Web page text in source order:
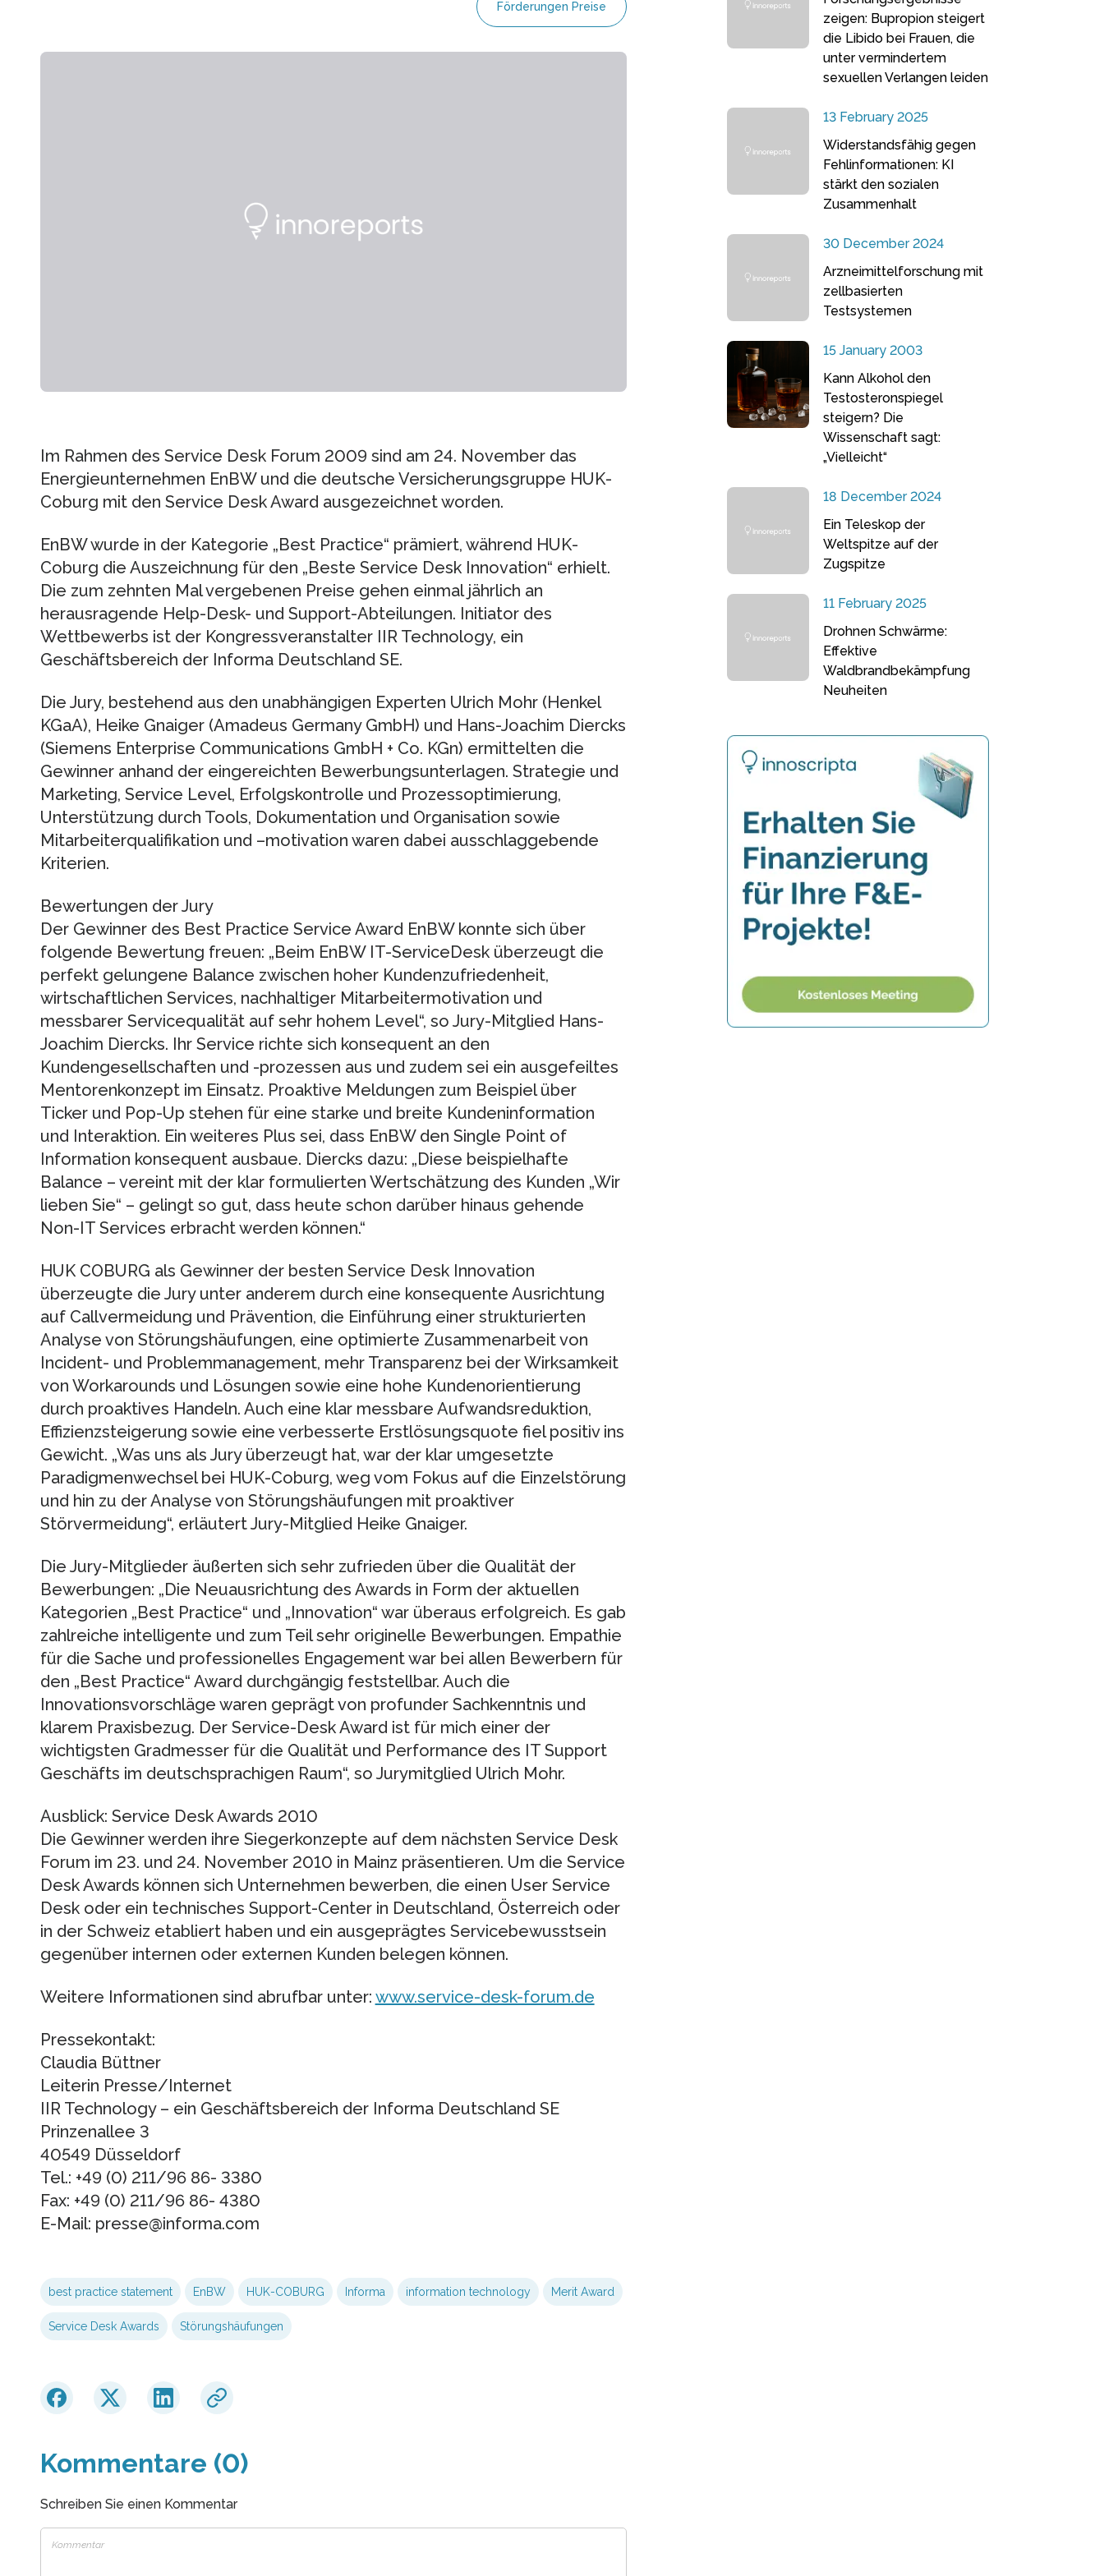
Förderungen Preise
Im Rahmen des Service Desk Forum 2009 sind am 24. November das
Energieunternehmen EnBW und die deutsche Versicherungsgruppe HUK-
Coburg mit den Service Desk Award ausgezeichnet worden.
EnBW wurde in der Kategorie „Best Practice“ prämiert, während HUK-
Coburg die Auszeichnung für den „Beste Service Desk Innovation“ erhielt.
Die zum zehnten Mal vergebenen Preise gehen einmal jährlich an
herausragende Help-Desk- und Support-Abteilungen. Initiator des
Wettbewerbs ist der Kongressveranstalter IIR Technology, ein
Geschäftsbereich der Informa Deutschland SE.
Die Jury, bestehend aus den unabhängigen Experten Ulrich Mohr (Henkel
KGaA), Heike Gnaiger (Amadeus Germany GmbH) und Hans-Joachim Diercks
(Siemens Enterprise Communications GmbH + Co. KGn) ermittelten die
Gewinner anhand der eingereichten Bewerbungsunterlagen. Strategie und
Marketing, Service Level, Erfolgskontrolle und Prozessoptimierung,
Unterstützung durch Tools, Dokumentation und Organisation sowie
Mitarbeiterqualifikation und –motivation waren dabei ausschlaggebende
Kriterien.
Bewertungen der Jury
Der Gewinner des Best Practice Service Award EnBW konnte sich über
folgende Bewertung freuen: „Beim EnBW IT-ServiceDesk überzeugt die
perfekt gelungene Balance zwischen hoher Kundenzufriedenheit,
wirtschaftlichen Services, nachhaltiger Mitarbeitermotivation und
messbarer Servicequalität auf sehr hohem Level“, so Jury-Mitglied Hans-
Joachim Diercks. Ihr Service richte sich konsequent an den
Kundengesellschaften und -prozessen aus und zudem sei ein ausgefeiltes
Mentorenkonzept im Einsatz. Proaktive Meldungen zum Beispiel über
Ticker und Pop-Up stehen für eine starke und breite Kundeninformation
und Interaktion. Ein weiteres Plus sei, dass EnBW den Single Point of
Information konsequent ausbaue. Diercks dazu: „Diese beispielhafte
Balance – vereint mit der klar formulierten Wertschätzung des Kunden „Wir
lieben Sie“ – gelingt so gut, dass heute schon darüber hinaus gehende
Non-IT Services erbracht werden können.“
HUK COBURG als Gewinner der besten Service Desk Innovation
überzeugte die Jury unter anderem durch eine konsequente Ausrichtung
auf Callvermeidung und Prävention, die Einführung einer strukturierten
Analyse von Störungshäufungen, eine optimierte Zusammenarbeit von
Incident- und Problemmanagement, mehr Transparenz bei der Wirksamkeit
von Workarounds und Lösungen sowie eine hohe Kundenorientierung
durch proaktives Handeln. Auch eine klar messbare Aufwandsreduktion,
Effizienzsteigerung sowie eine verbesserte Erstlösungsquote fiel positiv ins
Gewicht. „Was uns als Jury überzeugt hat, war der klar umgesetzte
Paradigmenwechsel bei HUK-Coburg, weg vom Fokus auf die Einzelstörung
und hin zu der Analyse von Störungshäufungen mit proaktiver
Störvermeidung“, erläutert Jury-Mitglied Heike Gnaiger.
Die Jury-Mitglieder äußerten sich sehr zufrieden über die Qualität der
Bewerbungen: „Die Neuausrichtung des Awards in Form der aktuellen
Kategorien „Best Practice“ und „Innovation“ war überaus erfolgreich. Es gab
zahlreiche intelligente und zum Teil sehr originelle Bewerbungen. Empathie
für die Sache und professionelles Engagement war bei allen Bewerbern für
den „Best Practice“ Award durchgängig feststellbar. Auch die
Innovationsvorschläge waren geprägt von profunder Sachkenntnis und
klarem Praxisbezug. Der Service-Desk Award ist für mich einer der
wichtigsten Gradmesser für die Qualität und Performance des IT Support
Geschäfts im deutschsprachigen Raum“, so Jurymitglied Ulrich Mohr.
Ausblick: Service Desk Awards 2010
Die Gewinner werden ihre Siegerkonzepte auf dem nächsten Service Desk
Forum im 23. und 24. November 2010 in Mainz präsentieren. Um die Service
Desk Awards können sich Unternehmen bewerben, die einen User Service
Desk oder ein technisches Support-Center in Deutschland, Österreich oder
in der Schweiz etabliert haben und ein ausgeprägtes Servicebewusstsein
gegenüber internen oder externen Kunden belegen können.
Weitere Informationen sind abrufbar unter: www.service-desk-forum.de
Pressekontakt:
Claudia Büttner
Leiterin Presse/Internet
IIR Technology – ein Geschäftsbereich der Informa Deutschland SE
Prinzenallee 3
40549 Düsseldorf
Tel.: +49 (0) 211/96 86- 3380
Fax: +49 (0) 211/96 86- 4380
E-Mail: presse@informa.com
best practice statement EnBW HUK-COBURG Informa information technology Merit Award
Service Desk Awards Störungshäufungen
Kommentare (0)
Schreiben Sie einen Kommentar
zeigen: Bupropion steigert
die Libido bei Frauen, die
unter vermindertem
sexuellen Verlangen leiden
13 February 2025
Widerstandsfähig gegen
Fehlinformationen: KI
stärkt den sozialen
Zusammenhalt
30 December 2024
Arzneimittelforschung mit
zellbasierten
Testsystemen
15 January 2003
Kann Alkohol den
Testosteronspiegel
steigern? Die
Wissenschaft sagt:
„Vielleicht“
18 December 2024
Ein Teleskop der
Weltspitze auf der
Zugspitze
11 February 2025
Drohnen Schwärme:
Effektive
Waldbrandbekämpfung
Neuheiten